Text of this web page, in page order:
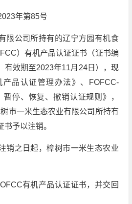
年第85号
限公司所持有的辽宁方园有机食
）有机产品认证证书（证书编
有效期至2023年11月24日），现
品认证管理办法》、FOFCC-
停、恢复、撤销认证规则》，
市一米生态农业有限公司所持有
予以注销。
销之日起，樟树市一米生态农业
有机产品认证证书，并交回